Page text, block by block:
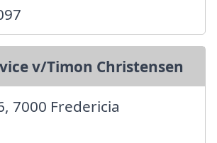
v/Timon Christensen
7000 Fredericia